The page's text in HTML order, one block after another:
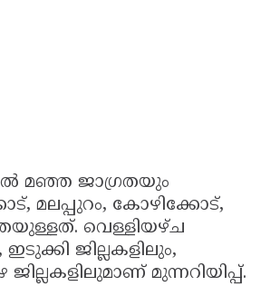
മഞ്ഞ ജാഗ്രതയും
മലപ്പുറം, കോഴിക്കോട്,
വെള്ളിയഴ്ച
ജില്ലകളിലും,
മുന്നറിയിപ്പ്.